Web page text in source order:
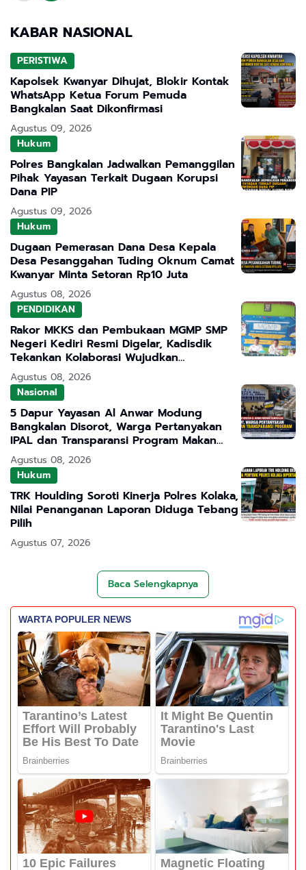
KABAR NASIONAL
PERISTIWA
Kapolsek Kwanyar Dihujat, Blokir Kontak
WhatsApp Ketua Forum Pemuda
Bangkalan Saat Dikonfirmasi
Agustus 09, 2026
Hukum
Polres Bangkalan Jadwalkan Pemanggilan
Pihak Yayasan Terkait Dugaan Korupsi
Dana PIP
Agustus 09, 2026
Hukum
Dugaan Pemerasan Dana Desa Kepala
Desa Pesanggahan Tuding Oknum Camat
Kwanyar Minta Setoran Rp10 Juta
Agustus 08, 2026
PENDIDIKAN
Rakor MKKS dan Pembukaan MGMP SMP
Negeri Kediri Resmi Digelar, Kadisdik
Tekankan Kolaborasi Wujudkan
Pendidikan Bermutu
Agustus 08, 2026
Nasional
5 Dapur Yayasan Al Anwar Modung
Bangkalan Disorot, Warga Pertanyakan
IPAL dan Transparansi Program Makan
Bergizi Gratis
Agustus 08, 2026
Hukum
TRK Houlding Soroti Kinerja Polres Kolaka,
Nilai Penanganan Laporan Diduga Tebang
Pilih
Agustus 07, 2026
Baca Selengkapnya